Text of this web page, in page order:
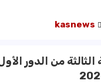
kasnews
من الدور